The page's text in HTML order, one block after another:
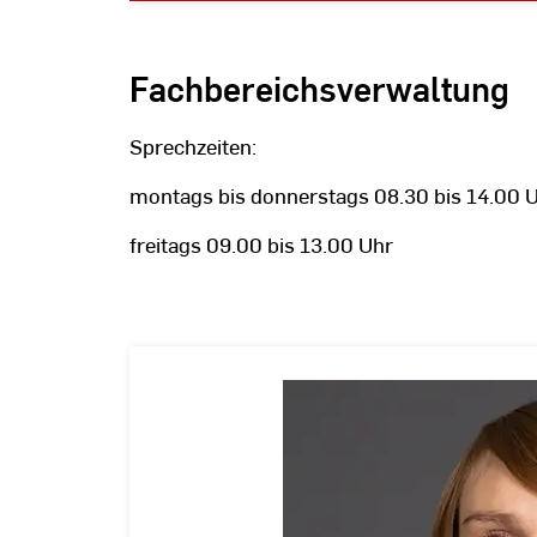
Fachbereichsverwaltung
Sprechzeiten:
montags bis donnerstags 08.30 bis 14.00
freitags 09.00 bis 13.00 Uhr